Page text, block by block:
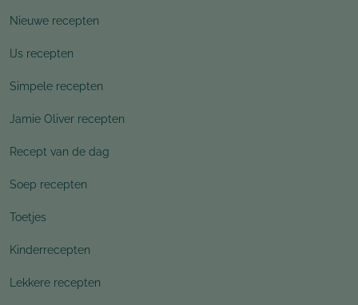
Nieuwe recepten
IJs recepten
Simpele recepten
Jamie Oliver recepten
Recept van de dag
Soep recepten
Toetjes
Kinderrecepten
Lekkere recepten